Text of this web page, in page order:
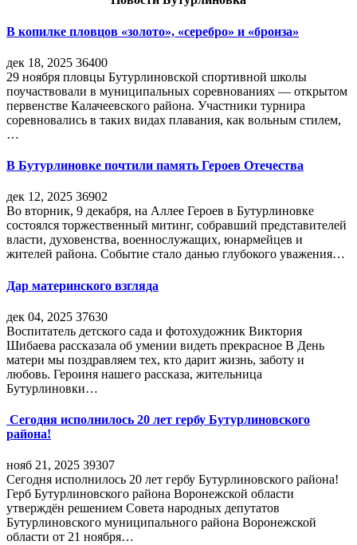
В копилке пловцов «золото», «серебро» и «бронза»
дек 18, 2025 36400
29 ноября пловцы Бутурлиновской спортивной школы
поучаствовали в муниципальных соревнованиях — открытом
первенстве Калачеевского района. Участники турнира
соревновались в таких видах плавания, как вольным стилем,
…
В Бутурлиновке почтили память Героев Отечества
дек 12, 2025 36902
Во вторник, 9 декабря, на Аллее Героев в Бутурлиновке
состоялся торжественный митинг, собравший представителей
власти, духовенства, военнослужащих, юнармейцев и
жителей района. Событие стало данью глубокого уважения…
Дар материнского взгляда
дек 04, 2025 37630
Воспитатель детского сада и фотохудожник Виктория
Шибаева рассказала об умении видеть прекрасное В День
матери мы поздравляем тех, кто дарит жизнь, заботу и
любовь. Героиня нашего рассказа, жительница
Бутурлиновки…
Сегодня исполнилось 20 лет гербу Бутурлиновского
района!
нояб 21, 2025 39307
Сегодня исполнилось 20 лет гербу Бутурлиновского района!
Герб Бутурлиновского района Воронежской области
утверждён решением Совета народных депутатов
Бутурлиновского муниципального района Воронежской
области от 21 ноября…